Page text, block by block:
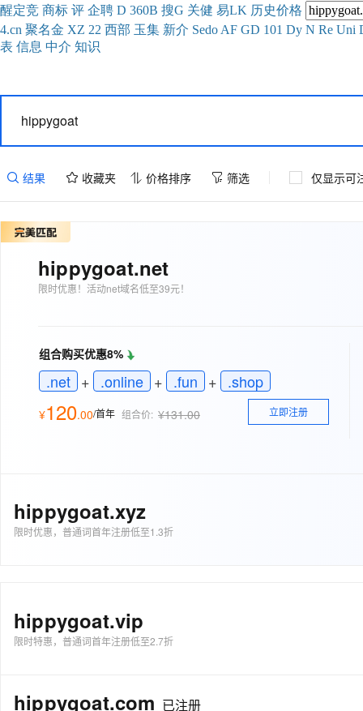
醒定竞 商标 评 企聘 D 360B 搜G 关健 易LK 历史价格
4.cn 聚名金 XZ 22 西部 玉集 新介 Sedo AF GD 101 Dy N Re Uni
表 信息 中介 知识